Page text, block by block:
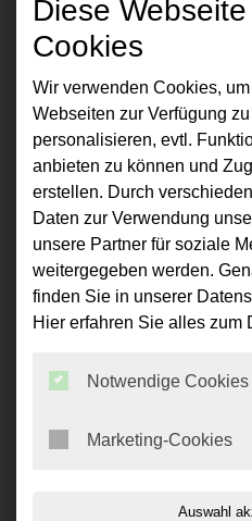
Vergleichen Sie alle
Diese
Cookies
Wir verwenden Cookies,
Webseiten zur Verfügung
personalisieren, evtl.
anbieten zu können und
erstellen. Durch
Daten zur Verwendung
unsere Partner für soziale
weitergegeben werden.
finden Sie in unserer
Hier erfahren Sie alles zum
Notwendige Cookies
Marketing-Cookies
Auswahl